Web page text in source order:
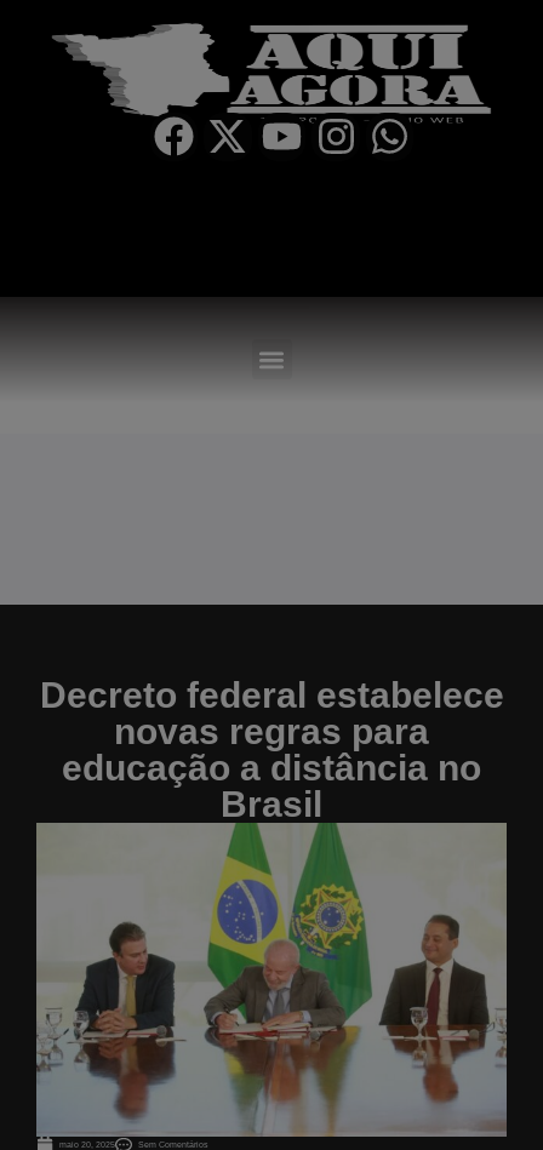
Decreto federal estabelece
novas regras para
educação a distância no
Brasil
maio 20, 2025 Sem Comentários